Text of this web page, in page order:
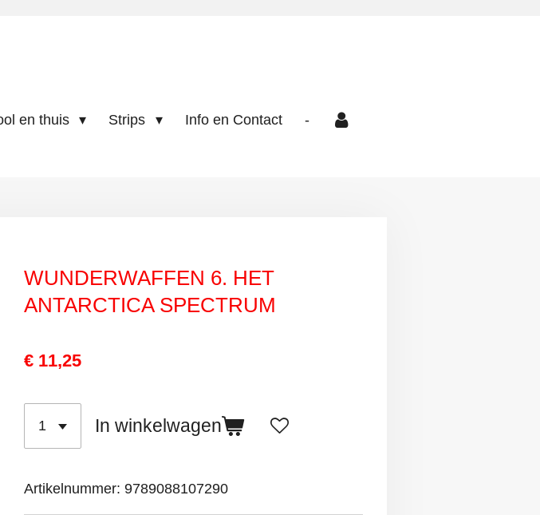
en thuis Strips Info en Contact -
WUNDERWAFFEN 6. HET
ANTARCTICA SPECTRUM
€ 11,25
In winkelwagen
Artikelnummer: 9789088107290